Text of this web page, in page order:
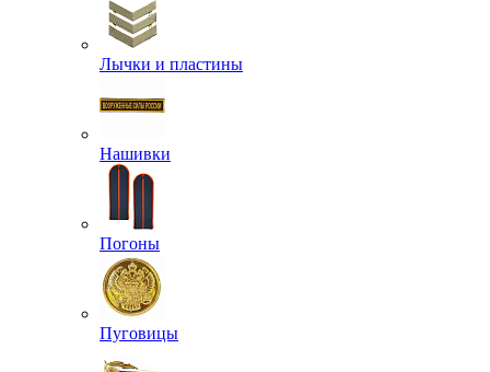
Лычки и пластины
Нашивки
Погоны
Пуговицы